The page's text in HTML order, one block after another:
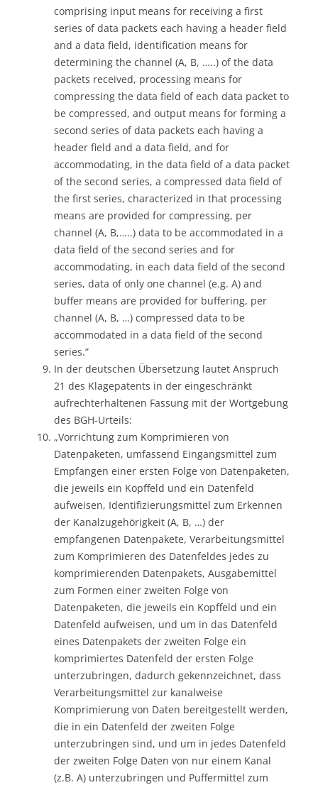
comprising input means for receiving a first
series of data packets each having a header field
and a data field, identification means for
determining the channel (A, B, …..) of the data
packets received, processing means for
compressing the data field of each data packet to
be compressed, and output means for forming a
second series of data packets each having a
header field and a data field, and for
accommodating, in the data field of a data packet
of the second series, a compressed data field of
the first series, characterized in that processing
means are provided for compressing, per
channel (A, B,…..) data to be accommodated in a
data field of the second series and for
accommodating, in each data field of the second
series, data of only one channel (e.g. A) and
buffer means are provided for buffering, per
channel (A, B, …) compressed data to be
accommodated in a data field of the second
series.”
In der deutschen Übersetzung lautet Anspruch
21 des Klagepatents in der eingeschränkt
aufrechterhaltenen Fassung mit der Wortgebung
des BGH-Urteils:
„Vorrichtung zum Komprimieren von
Datenpaketen, umfassend Eingangsmittel zum
Empfangen einer ersten Folge von Datenpaketen,
die jeweils ein Kopffeld und ein Datenfeld
aufweisen, Identifizierungsmittel zum Erkennen
der Kanalzugehörigkeit (A, B, …) der
empfangenen Datenpakete, Verarbeitungsmittel
zum Komprimieren des Datenfeldes jedes zu
komprimierenden Datenpakets, Ausgabemittel
zum Formen einer zweiten Folge von
Datenpaketen, die jeweils ein Kopffeld und ein
Datenfeld aufweisen, und um in das Datenfeld
eines Datenpakets der zweiten Folge ein
komprimiertes Datenfeld der ersten Folge
unterzubringen, dadurch gekennzeichnet, dass
Verarbeitungsmittel zur kanalweise
Komprimierung von Daten bereitgestellt werden,
die in ein Datenfeld der zweiten Folge
unterzubringen sind, und um in jedes Datenfeld
der zweiten Folge Daten von nur einem Kanal
(z.B. A) unterzubringen und Puffermittel zum